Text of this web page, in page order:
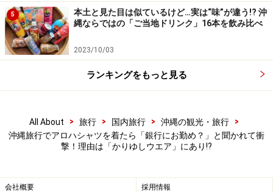
ージアップを図るために考えられたものでもあります。
沖縄人のおもてなしの気持ちが詰まったかりゆしウエア
を、本土の町中で軽やかに着こなすのもステキです。ぜ
ひ、夏のお気に入りの一着に加えてくださいね。
参考
※記事内容は執筆時点のものです。最新の内容をご確認くださ
5
本土と見た目は似ているけど…実は“味”が違う!? 沖
縄ならではの「ご当地ドリンク」16本を飲み比べ
2023/10/03
ランキングをもっと見る
All About > 旅行 > 国内旅行 > 沖縄の観光・旅行
>
沖縄旅行でアロハシャツを着たら「銀行にお勤め？」と聞かれて衝
撃！理由は「かりゆしウエア」にあり!?
会社概要 採用情報